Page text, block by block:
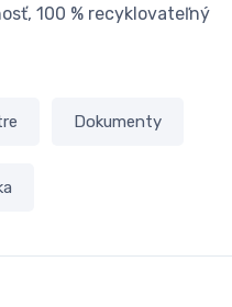
100 % recyklovateľný
Dokumenty